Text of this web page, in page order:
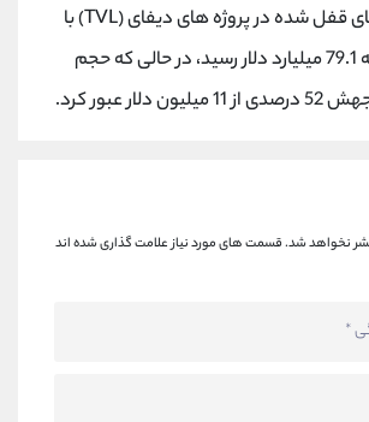
ارزش کل دارایی های قفل شده در پروژه های دیفای (TVL) با
افت 1.51 درصدی به 79.1 میلیارد دلار رسید، در حالی که حجم
نخواهد شد.قسمت های مورد نیاز علامت گذاری شده اند